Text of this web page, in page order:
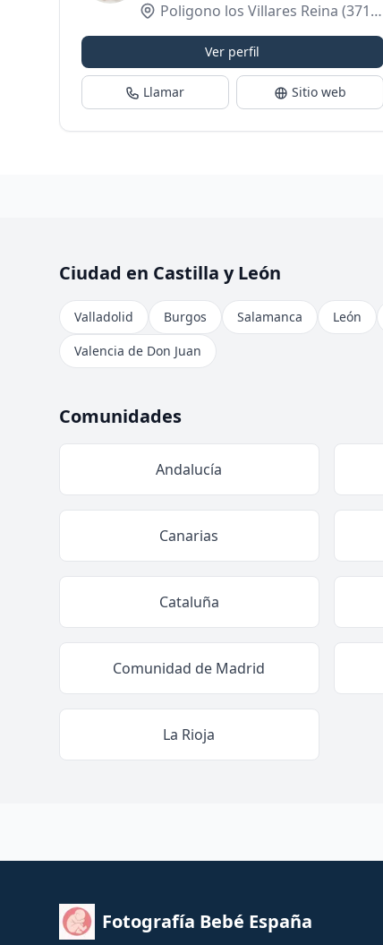
Poligono los Villares Reina (37184)
Ver perfil
Llamar Sitio web
Ciudad en Castilla y León
Valladolid Burgos Salamanca León
Valencia de Don Juan
Comunidades
Andalucía
Canarias
Cataluña
Comunidad de Madrid
La Rioja
Fotografía Bebé España